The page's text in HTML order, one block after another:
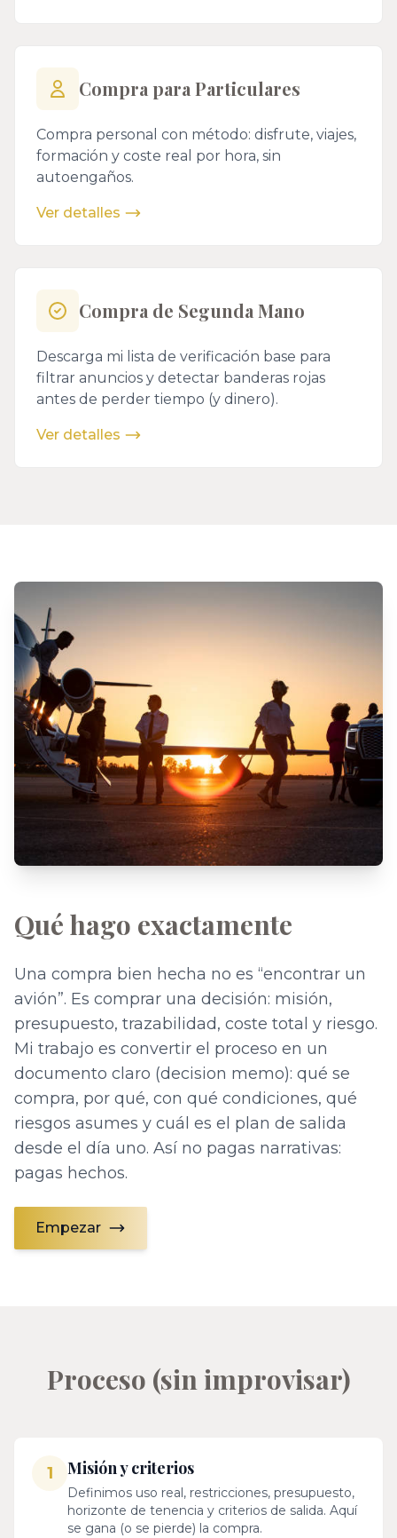
Compra para Particulares
Compra personal con método: disfrute, viajes,
formación y coste real por hora, sin
autoengaños.
Ver detalles
Compra de Segunda Mano
Descarga mi lista de verificación base para
filtrar anuncios y detectar banderas rojas
antes de perder tiempo (y dinero).
Ver detalles
Qué hago exactamente
Una compra bien hecha no es “encontrar un
avión”. Es comprar una decisión: misión,
presupuesto, trazabilidad, coste total y riesgo.
Mi trabajo es convertir el proceso en un
documento claro (decision memo): qué se
compra, por qué, con qué condiciones, qué
riesgos asumes y cuál es el plan de salida
desde el día uno. Así no pagas narrativas:
pagas hechos.
Empezar
Proceso (sin improvisar)
1 Misión y criterios
Definimos uso real, restricciones, presupuesto,
horizonte de tenencia y criterios de salida. Aquí
se gana (o se pierde) la compra.